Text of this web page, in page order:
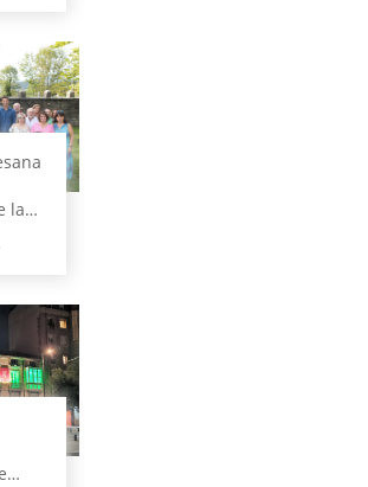
la